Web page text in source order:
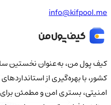
info@kifpool.me
کیف‌ پول من، به‌عنوان نخستین
کشور، با بهره‌گیری از
امنیتی، بستری امن و مطمئن برای